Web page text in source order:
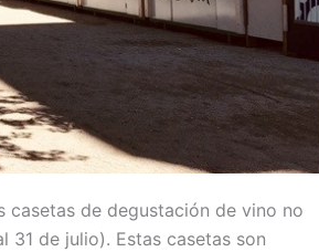
casetas de degustación de vino no
31 de julio). Estas casetas son